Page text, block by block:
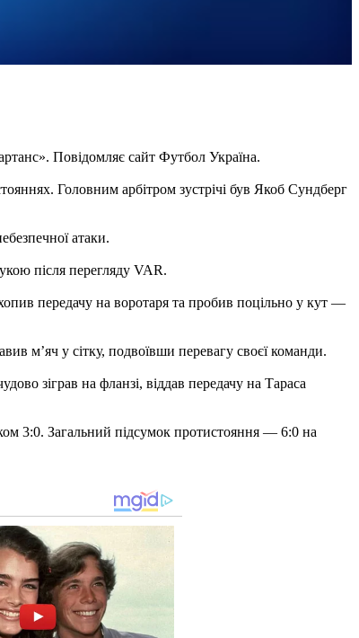
Повідомляє сайт Футбол Україна.
Головним арбітром зустрічі був Якоб Сундберг
атаки.
після перегляду VAR.
передачу на воротаря та пробив поцільно у кут —
м’яч у сітку, подвоївши перевагу своєї команди.
зіграв на фланзі, віддав передачу на Тараса
3:0. Загальний підсумок протистояння — 6:0 на